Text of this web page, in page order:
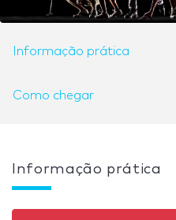
Informação prática
Como chegar
Informação prática